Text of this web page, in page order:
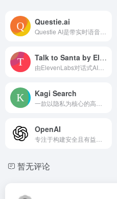
Questie.ai
Talk to Santa by Elevenlabs
Kagi Search
OpenAI
暂无评论